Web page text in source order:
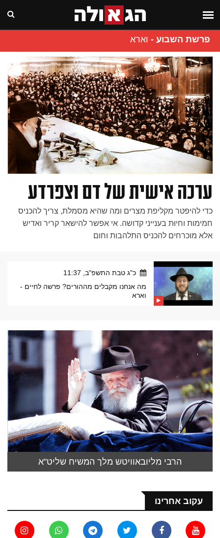
פרשת השבוע - וארא
ערכה אישית של דם וצפרדע
כדי להיפטר מקליפת מצרים ומה שהיא מסמלת, צריך להכניס
חמימות וחיוּת בענייני קדושה. אי אפשר להישאר קריר ואדיש
אלא מוכרחים להכניס התלהבות וחום
כ"ג טבת התשפ"ב, 11:37
מה אנחנו מקבלים מההורים? פרשה לחיים -
וארא
הרבי מליובאוויטש מלך המשיח שליט"א
עקוב אחרינו